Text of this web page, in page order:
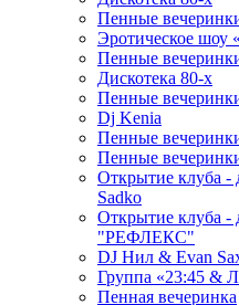
Пенные
Эротическое шоу
Пенные
Дискотека 80-х
Пенные
Dj Kenia
Пенные
Пенные
Открытие клуба -
Sadko
Открытие клуба -
"РЕФЛЕКС"
DJ Нил & Evan
Группа «23:45 &
Пенная вечеринка